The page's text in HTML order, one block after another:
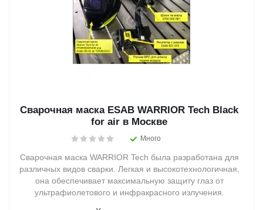
Сварочная маска ESAB WARRIOR Tech Black
for air в Москве
Много
Сварочная маска WARRIOR Tech была разработана для
различных видов сварки. Легкая и высокотехнологичная,
она обеспечивает максимальную защиту глаз от
ультрафиолетового и инфракрасного излучения.